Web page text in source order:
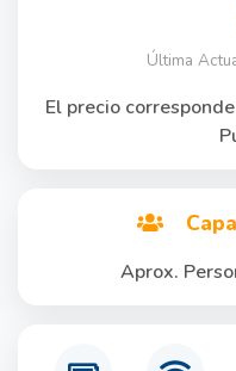
Última
El precio
Aprox.